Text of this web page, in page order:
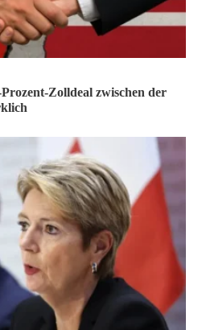
Zolldeal zwischen der